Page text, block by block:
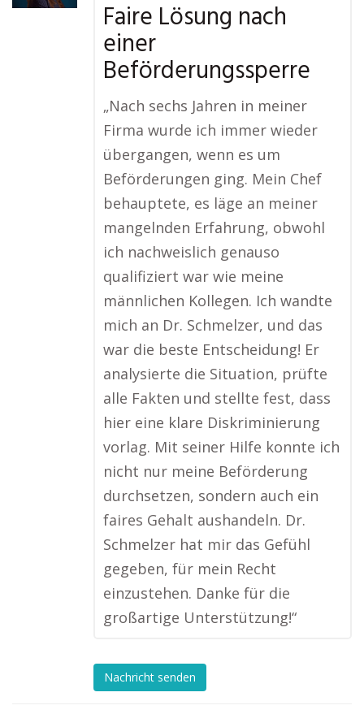
Faire Lösung nach
einer
Beförderungssperre
„Nach sechs Jahren in meiner
Firma wurde ich immer wieder
übergangen, wenn es um
Beförderungen ging. Mein Chef
behauptete, es läge an meiner
mangelnden Erfahrung, obwohl
ich nachweislich genauso
qualifiziert war wie meine
männlichen Kollegen. Ich wandte
mich an Dr. Schmelzer, und das
war die beste Entscheidung! Er
analysierte die Situation, prüfte
alle Fakten und stellte fest, dass
hier eine klare Diskriminierung
vorlag. Mit seiner Hilfe konnte ich
nicht nur meine Beförderung
durchsetzen, sondern auch ein
faires Gehalt aushandeln. Dr.
Schmelzer hat mir das Gefühl
gegeben, für mein Recht
einzustehen. Danke für die
großartige Unterstützung!“
Nachricht senden